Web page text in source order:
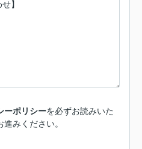
ーポリシーを必ずお読みいた
みください。